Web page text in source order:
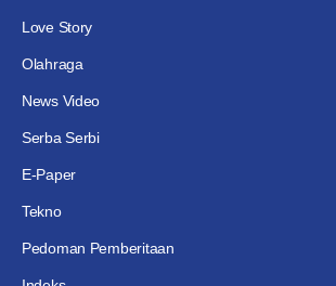
Love Story
Olahraga
News Video
Serba Serbi
E-Paper
Tekno
Pedoman Pemberitaan